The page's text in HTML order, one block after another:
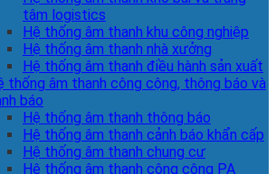
tâm logistics
Hệ thống âm thanh khu công nghiệp
Hệ thống âm thanh nhà xưởng
Hệ thống âm thanh điều hành sản xuất
thống âm thanh công cộng, thông báo và
báo
Hệ thống âm thanh thông báo
Hệ thống âm thanh cảnh báo khẩn cấp
Hệ thống âm thanh chung cư
Hệ thống âm thanh công cộng PA